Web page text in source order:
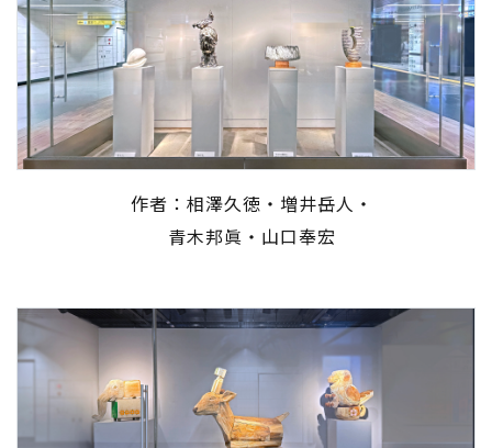
作者：相澤久徳・増井岳人・
青木邦眞・山口奉宏